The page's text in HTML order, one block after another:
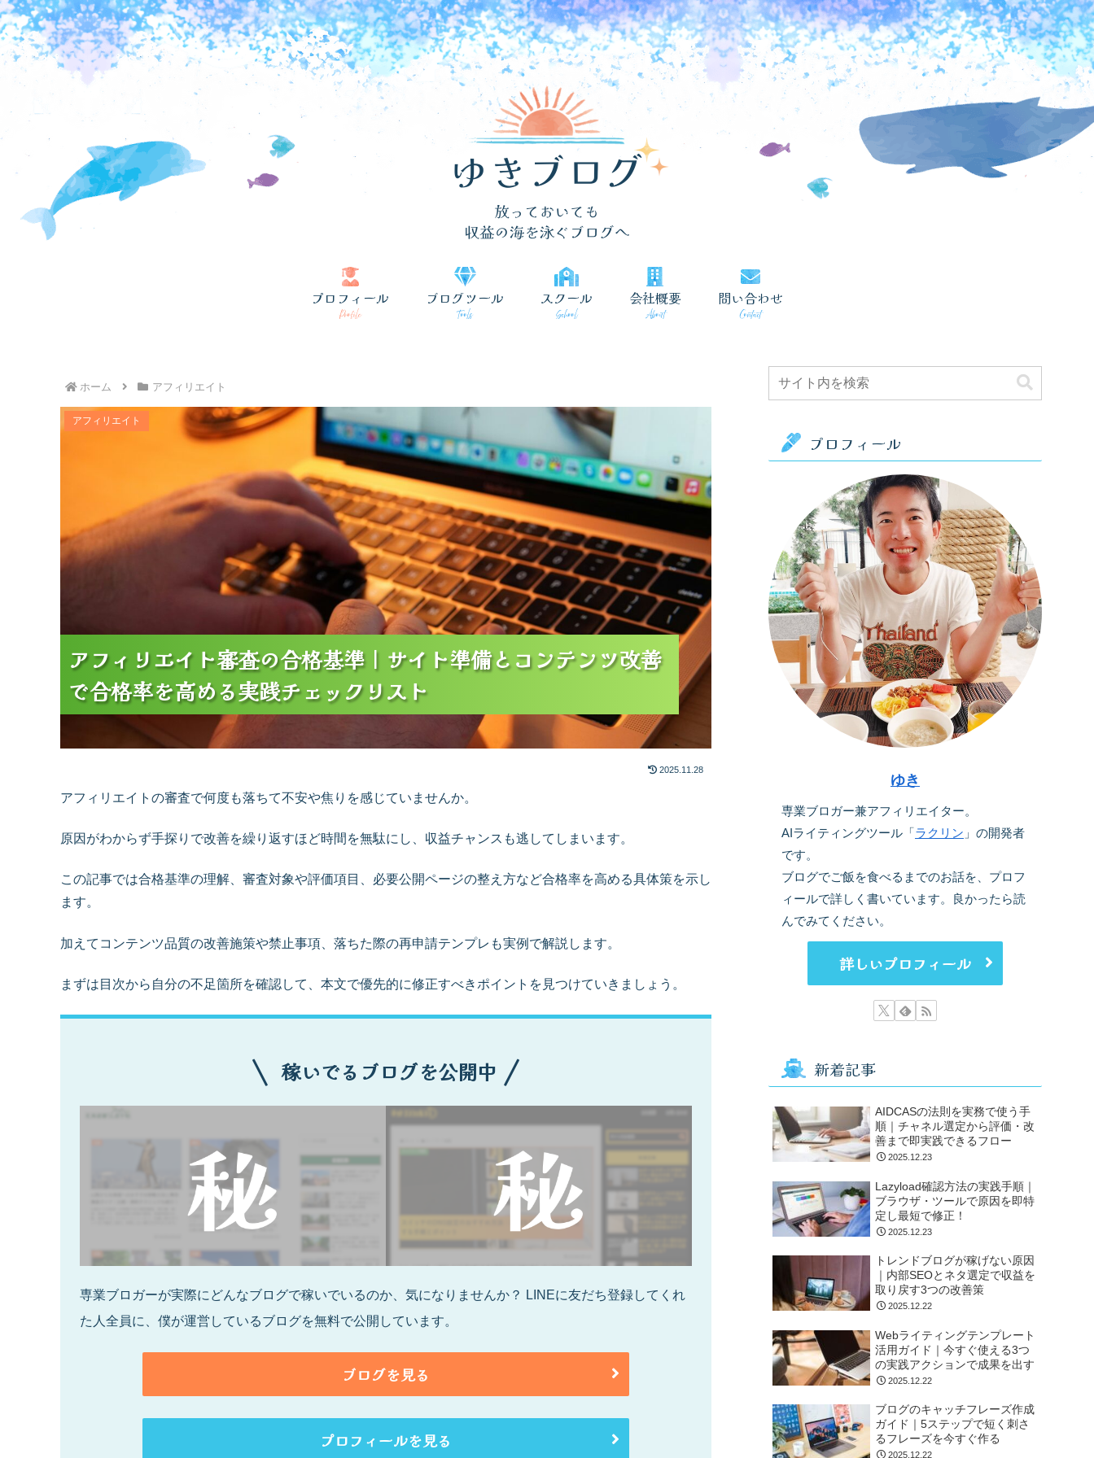
プロフィール
Profile
ブログツール
Tools
スクール
School
会社概要
About
問い合わせ
Contact
ホーム アフィリエイト
アフィリエイト審査の合格基準｜サイト準備とコンテンツ改善で合格率を高める実践チェックリスト
アフィリエイト審査の合格基準｜サイト準備とコンテンツ改善
で合格率を高める実践チェックリスト
アフィリエイト審査の合格基準｜サイト準備とコンテンツ改善
で合格率を高める実践チェックリスト
アフィリエイト審査の合格基準｜サイト準備とコンテンツ改善
で合格率を高める実践チェックリスト
アフィリエイト
2025.11.28
アフィリエイトの審査で何度も落ちて不安や焦りを感じていませんか。
原因がわからず手探りで改善を繰り返すほど時間を無駄にし、収益チャンスも逃してしまいます。
この記事では合格基準の理解、審査対象や評価項目、必要公開ページの整え方など合格率を高める具体策を示し
ます。
加えてコンテンツ品質の改善施策や禁止事項、落ちた際の再申請テンプレも実例で解説します。
まずは目次から自分の不足箇所を確認して、本文で優先的に修正すべきポイントを見つけていきましょう。
稼いでるブログを公開中
専業ブロガーが実際にどんなブログで稼いでいるのか、気になりませんか？ LINEに友だち登録してくれ
た人全員に、僕が運営しているブログを無料で公開しています。
ブログを見る
プロフィールを見る
プロフィール
ゆき
専業ブロガー兼アフィリエイター。
AIライティングツール「ラクリン 」の開発者
です。
ブログでご飯を食べるまでのお話を、プロフ
ィールで詳しく書いています。良かったら読
んでみてください。
詳しいプロフィール
新着記事
AIDCASの法則を実務で使う手
順｜チャネル選定から評価・改
善まで即実践できるフロー
2025.12.23
Lazyload確認方法の実践手順｜
ブラウザ・ツールで原因を即特
定し最短で修正！
2025.12.23
トレンドブログが稼げない原因
｜内部SEOとネタ選定で収益を
取り戻す3つの改善策
2025.12.22
Webライティングテンプレート
活用ガイド｜今すぐ使える3つ
の実践アクションで成果を出す
2025.12.22
ブログのキャッチフレーズ作成
ガイド｜5ステップで短く刺さ
るフレーズを今すぐ作る
2025.12.22